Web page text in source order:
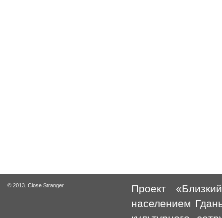
© 2013. Close Stranger
Проект
населением